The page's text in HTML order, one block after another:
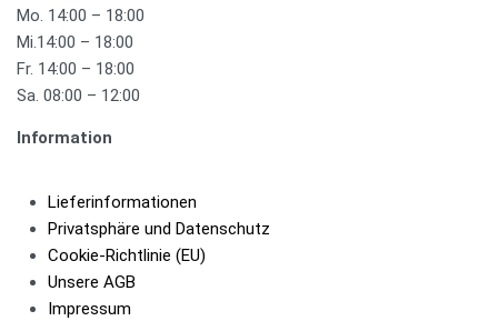
Mo. 14:00 – 18:00
Mi.14:00 – 18:00
Fr. 14:00 – 18:00
Sa. 08:00 – 12:00
Information
Lieferinformationen
Privatsphäre und Datenschutz
Cookie-Richtlinie (EU)
Unsere AGB
Impressum